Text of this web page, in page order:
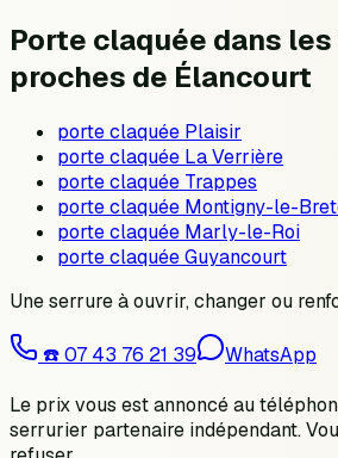
Porte claquée dans
proches de Élancourt
porte claquée Plaisir
porte claquée La Verrière
porte claquée Trappes
porte claquée Montigny-le-
porte claquée Marly-le-Roi
porte claquée Guyancourt
Une serrure à ouvrir, changer ou
☎️07 43 76 21 39
WhatsApp
Le prix vous est annoncé au
serrurier partenaire indépendant.